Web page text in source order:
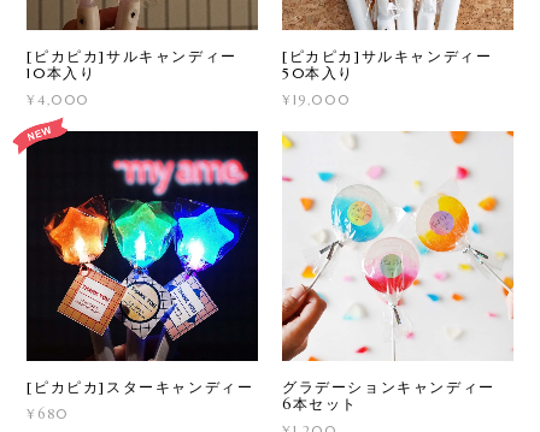
[ピカピカ]サルキャンディー
10本入り
¥4,000
[ピカピカ]サルキャンディー
50本入り
¥19,000
[ピカピカ]スターキャンディー
¥680
グラデーションキャンディー
6本セット